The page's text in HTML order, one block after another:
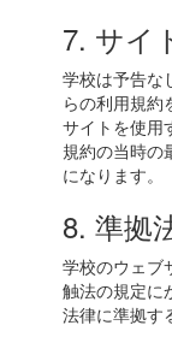
7. サイ
学校は予告な
らの利用規約
サイトを使用
規約の当時の
になります。
8. 準拠
学校のウェブ
触法の規定に
法律に準拠す